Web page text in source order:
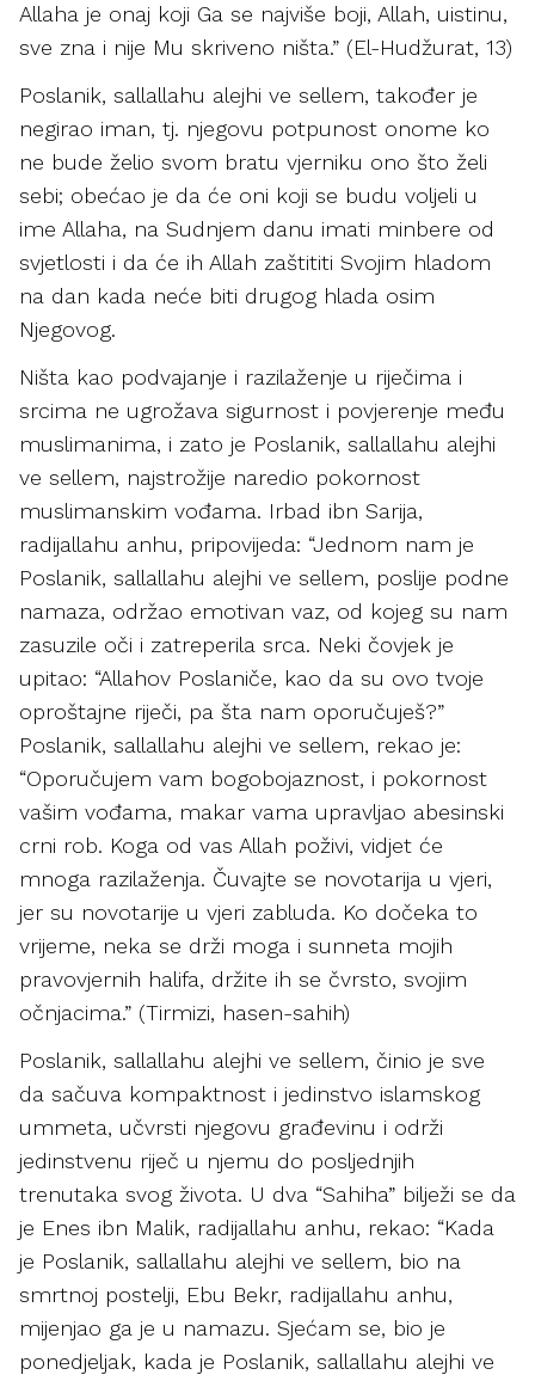
Allaha je onaj koji Ga se najviše boji, Allah, uistinu,
sve zna i nije Mu skriveno ništa.” (El-Hudžurat, 13)
Poslanik, sallallahu alejhi ve sellem, također je
negirao iman, tj. njegovu potpunost onome ko
ne bude želio svom bratu vjerniku ono što želi
sebi; obećao je da će oni koji se budu voljeli u
ime Allaha, na Sudnjem danu imati minbere od
svjetlosti i da će ih Allah zaštititi Svojim hladom
na dan kada neće biti drugog hlada osim
Njegovog.
Ništa kao podvajanje i razilaženje u riječima i
srcima ne ugrožava sigurnost i povjerenje među
muslimanima, i zato je Poslanik, sallallahu alejhi
ve sellem, najstrožije naredio pokornost
muslimanskim vođama. Irbad ibn Sarija,
radijallahu anhu, pripovijeda: “Jednom nam je
Poslanik, sallallahu alejhi ve sellem, poslije podne
namaza, održao emotivan vaz, od kojeg su nam
zasuzile oči i zatreperila srca. Neki čovjek je
upitao: “Allahov Poslaniče, kao da su ovo tvoje
oproštajne riječi, pa šta nam oporučuješ?”
Poslanik, sallallahu alejhi ve sellem, rekao je:
“Oporučujem vam bogobojaznost, i pokornost
vašim vođama, makar vama upravljao abesinski
crni rob. Koga od vas Allah poživi, vidjet će
mnoga razilaženja. Čuvajte se novotarija u vjeri,
jer su novotarije u vjeri zabluda. Ko dočeka to
vrijeme, neka se drži moga i sunneta mojih
pravovjernih halifa, držite ih se čvrsto, svojim
očnjacima.” (Tirmizi, hasen-sahih)
Poslanik, sallallahu alejhi ve sellem, činio je sve
da sačuva kompaktnost i jedinstvo islamskog
ummeta, učvrsti njegovu građevinu i održi
jedinstvenu riječ u njemu do posljednjih
trenutaka svog života. U dva “Sahiha” bilježi se da
je Enes ibn Malik, radijallahu anhu, rekao: “Kada
je Poslanik, sallallahu alejhi ve sellem, bio na
smrtnoj postelji, Ebu Bekr, radijallahu anhu,
mijenjao ga je u namazu. Sjećam se, bio je
ponedjeljak, kada je Poslanik, sallallahu alejhi ve